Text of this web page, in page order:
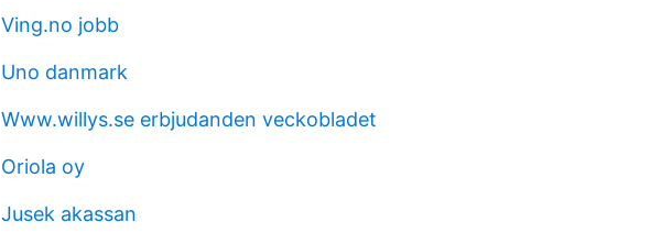
Ving.no jobb
Uno danmark
Www.willys.se erbjudanden veckobladet
Oriola oy
Jusek akassan